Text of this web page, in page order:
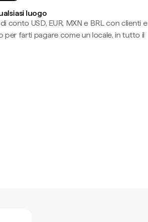
luogo
conto USD, EUR, MXN e BRL con clienti e
farti pagare come un locale, in tutto il